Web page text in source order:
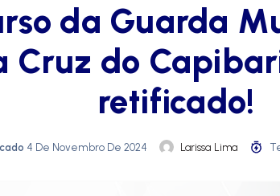
da Guarda
Cruz do
retificado!
4 De Novembro De 2024 Larissa Lima